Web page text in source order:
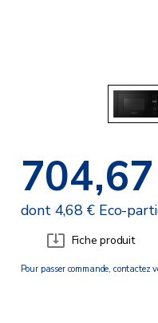
dont 4,68 € Eco-
Fiche produit
Pour passer commande, contactez